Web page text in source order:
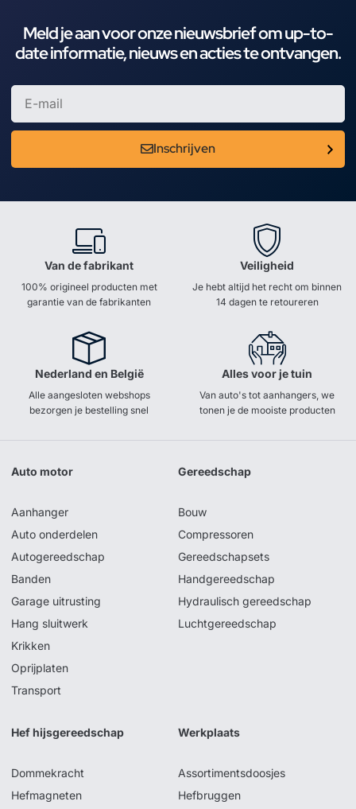
Meld je aan voor onze nieuwsbrief om up-to-
date informatie, nieuws en acties te ontvangen.
Inschrijven
Van de fabrikant
100% origineel producten met
garantie van de fabrikanten
Veiligheid
Je hebt altijd het recht om binnen
14 dagen te retoureren
Nederland en België
Alle aangesloten webshops
bezorgen je bestelling snel
Alles voor je tuin
Van auto's tot aanhangers, we
tonen je de mooiste producten
Auto motor
Aanhanger
Auto onderdelen
Autogereedschap
Banden
Garage uitrusting
Hang sluitwerk
Krikken
Oprijplaten
Transport
Gereedschap
Bouw
Compressoren
Gereedschapsets
Handgereedschap
Hydraulisch gereedschap
Luchtgereedschap
Hef hijsgereedschap
Dommekracht
Hefmagneten
Werkplaats
Assortimentsdoosjes
Hefbruggen